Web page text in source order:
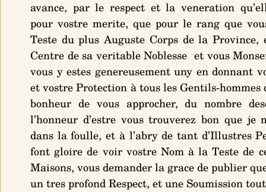
avance, par le respect et la veneration
pour vostre merite, que pour le rang que
Teste du plus Auguste Corps de la
Centre de sa veritable Noblesse et vous
vous y estes genereusement uny en donnant
et vostre Protection à tous les Gentils-
bonheur de vous approcher, du nombre
l’honneur d’estre vous trouverez bon que je
dans la foulle, et à l’abry de tant d’Illustres
font gloire de voir vostre Nom à la Teste de
Maisons, vous demander la grace de publier
un tres profond Respect, et une Soumission